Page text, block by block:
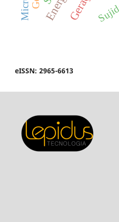
eISSN: 2965-6613